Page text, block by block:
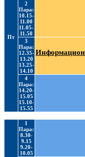
Пт
2
Пара:
10.15-
11.00
11.05-
11.50
3
Пара:
12.35-
13.20
13.25-
14.10
4
Пара:
14.20-
15.05
15.10-
15.55
1
Пара:
8.30-
9.15
9.20-
10.05